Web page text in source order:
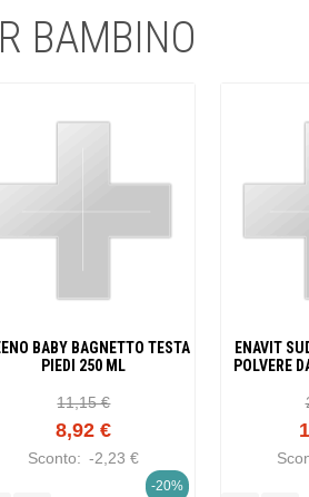
BAMBINO
BABY BAGNETTO TESTA
PIEDI 250 ML
11,15 €
8,92 €
Sconto: -2,23 €
-20%
ENAVIT
POLVERE